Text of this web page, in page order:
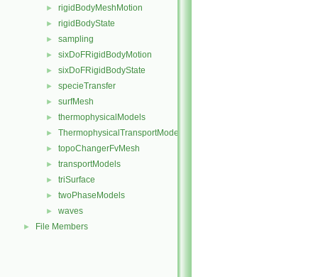
► rigidBodyMeshMotion
► rigidBodyState
► sampling
► sixDoFRigidBodyMotion
► sixDoFRigidBodyState
► specieTransfer
► surfMesh
► thermophysicalModels
► ThermophysicalTransportModels
► topoChangerFvMesh
► transportModels
► triSurface
► twoPhaseModels
► waves
► File Members